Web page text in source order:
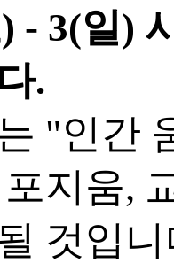
- 3(일)
.
"인간
지움,
것입